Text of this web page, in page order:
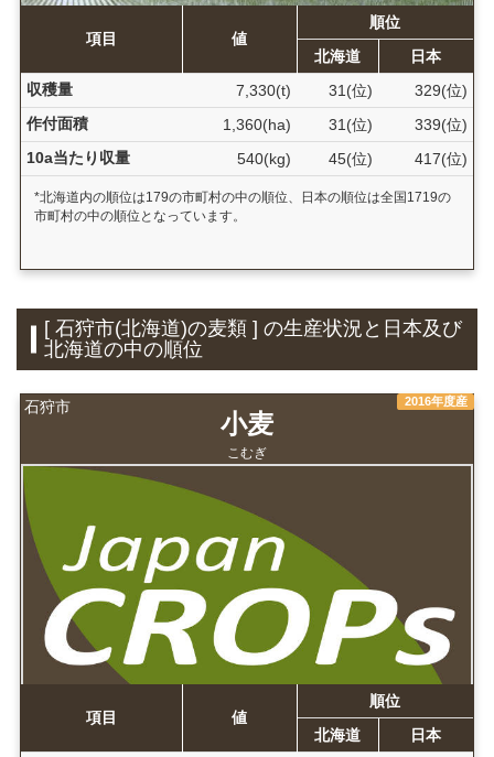
項目 値
順位
北海道
日本
収穫量
7,330(t) 31(位)
329(位)
作付面積
1,360(ha) 31(位)
339(位)
10a当たり収量
540(kg) 45(位) 417(位)
*北海道内の順位は179の市町村の中の順位、日本の順位は全国1719の
市町村の中の順位となっています。
[ 石狩市(北海道)の麦類 ] の生産状況と日本及び
北海道の中の順位
石狩市 2016年度産
小麦
こむぎ
項目 値
順位
北海道
日本